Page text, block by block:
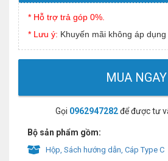
* Hỗ trợ trả góp 0%.
* Lưu ý: Khuyến mãi không áp
MUA NGAY
Gọi 0962947282để được tư
Bộ sản phẩm gồm:
Hộp, Sách hướng dẫn, Cáp Type C